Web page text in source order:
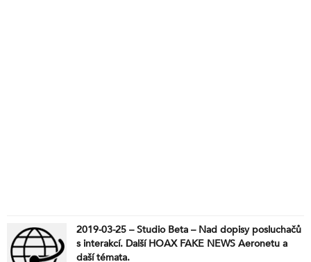
2019-03-25 – Studio Beta – Nad dopisy posluchačů
s interakcí. Další HOAX FAKE NEWS Aeronetu a
daší témata.